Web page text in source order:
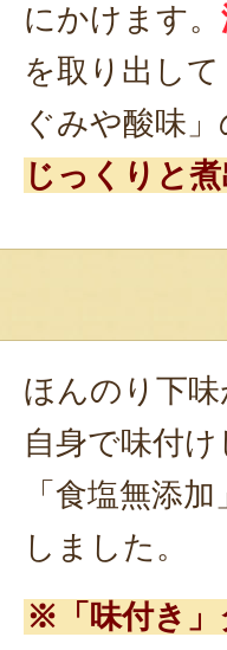
にかけます。
を取り出し
ぐみや酸味
じっくりと
ほんのり下
自身で味付
「食塩無添
しました。
※「味付き」